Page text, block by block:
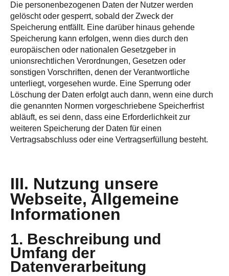
Die personenbezogenen Daten der Nutzer werden
gelöscht oder gesperrt, sobald der Zweck der
Speicherung entfällt. Eine darüber hinaus gehende
Speicherung kann erfolgen, wenn dies durch den
europäischen oder nationalen Gesetzgeber in
unionsrechtlichen Verordnungen, Gesetzen oder
sonstigen Vorschriften, denen der Verantwortliche
unterliegt, vorgesehen wurde. Eine Sperrung oder
Löschung der Daten erfolgt auch dann, wenn eine durch
die genannten Normen vorgeschriebene Speicherfrist
abläuft, es sei denn, dass eine Erforderlichkeit zur
weiteren Speicherung der Daten für einen
Vertragsabschluss oder eine Vertragserfüllung besteht.
III. Nutzung unsere
Webseite, Allgemeine
Informationen
1. Beschreibung und
Umfang der
Datenverarbeitung